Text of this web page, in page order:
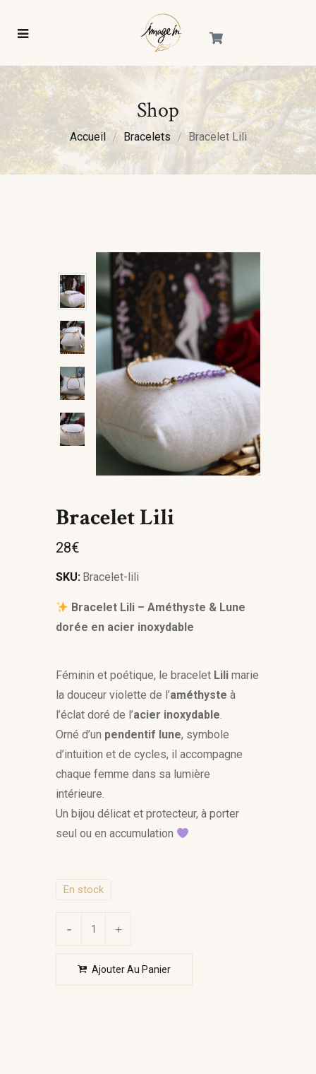
Shop
Accueil Bracelets Bracelet Lili
Bracelet Lili
28€
SKU: Bracelet-lili
Bracelet Lili – Améthyste & Lune
dorée en acier inoxydable
Féminin et poétique, le bracelet Lili marie
la douceur violette de l’améthyste à
l’éclat doré de l’acier inoxydable.
Orné d’un pendentif lune, symbole
d’intuition et de cycles, il accompagne
chaque femme dans sa lumière
intérieure.
Un bijou délicat et protecteur, à porter
seul ou en accumulation
En stock
Ajouter Au Panier